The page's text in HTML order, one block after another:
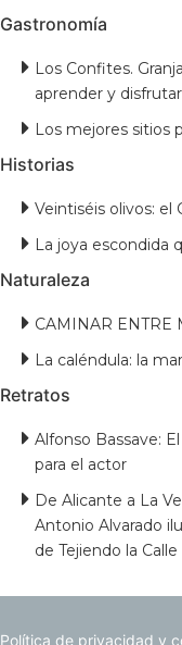
Gastronomía
Los Confites.
aprender y disfrutar
Los mejores sitios
Historias
Veintiséis olivos:
La joya escondida
Naturaleza
CAMINAR ENTRE
La caléndula: la
Retratos
Alfonso Bassave:
para el actor
De Alicante a La
Antonio Alvarado
de Tejiendo la Calle
Política de privacidad y